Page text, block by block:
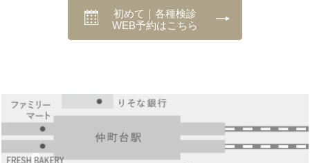
初めて｜各種検診
WEB予約はこちら